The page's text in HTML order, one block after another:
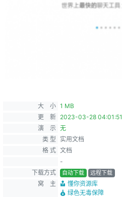
大 小 1 MB
更 新 2023-03-28 04:01:51
演 示 无
类 型
实用文档
格 式 文档
-
下载方式
自动下载 远程下载
窝 主
懂你资源库
绿色无毒保障